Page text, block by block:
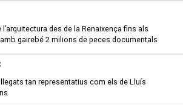
l’arquitectura des de la Renaixença fins als
gairebé 2 milions de peces documentals
tan representatius com els de Lluís